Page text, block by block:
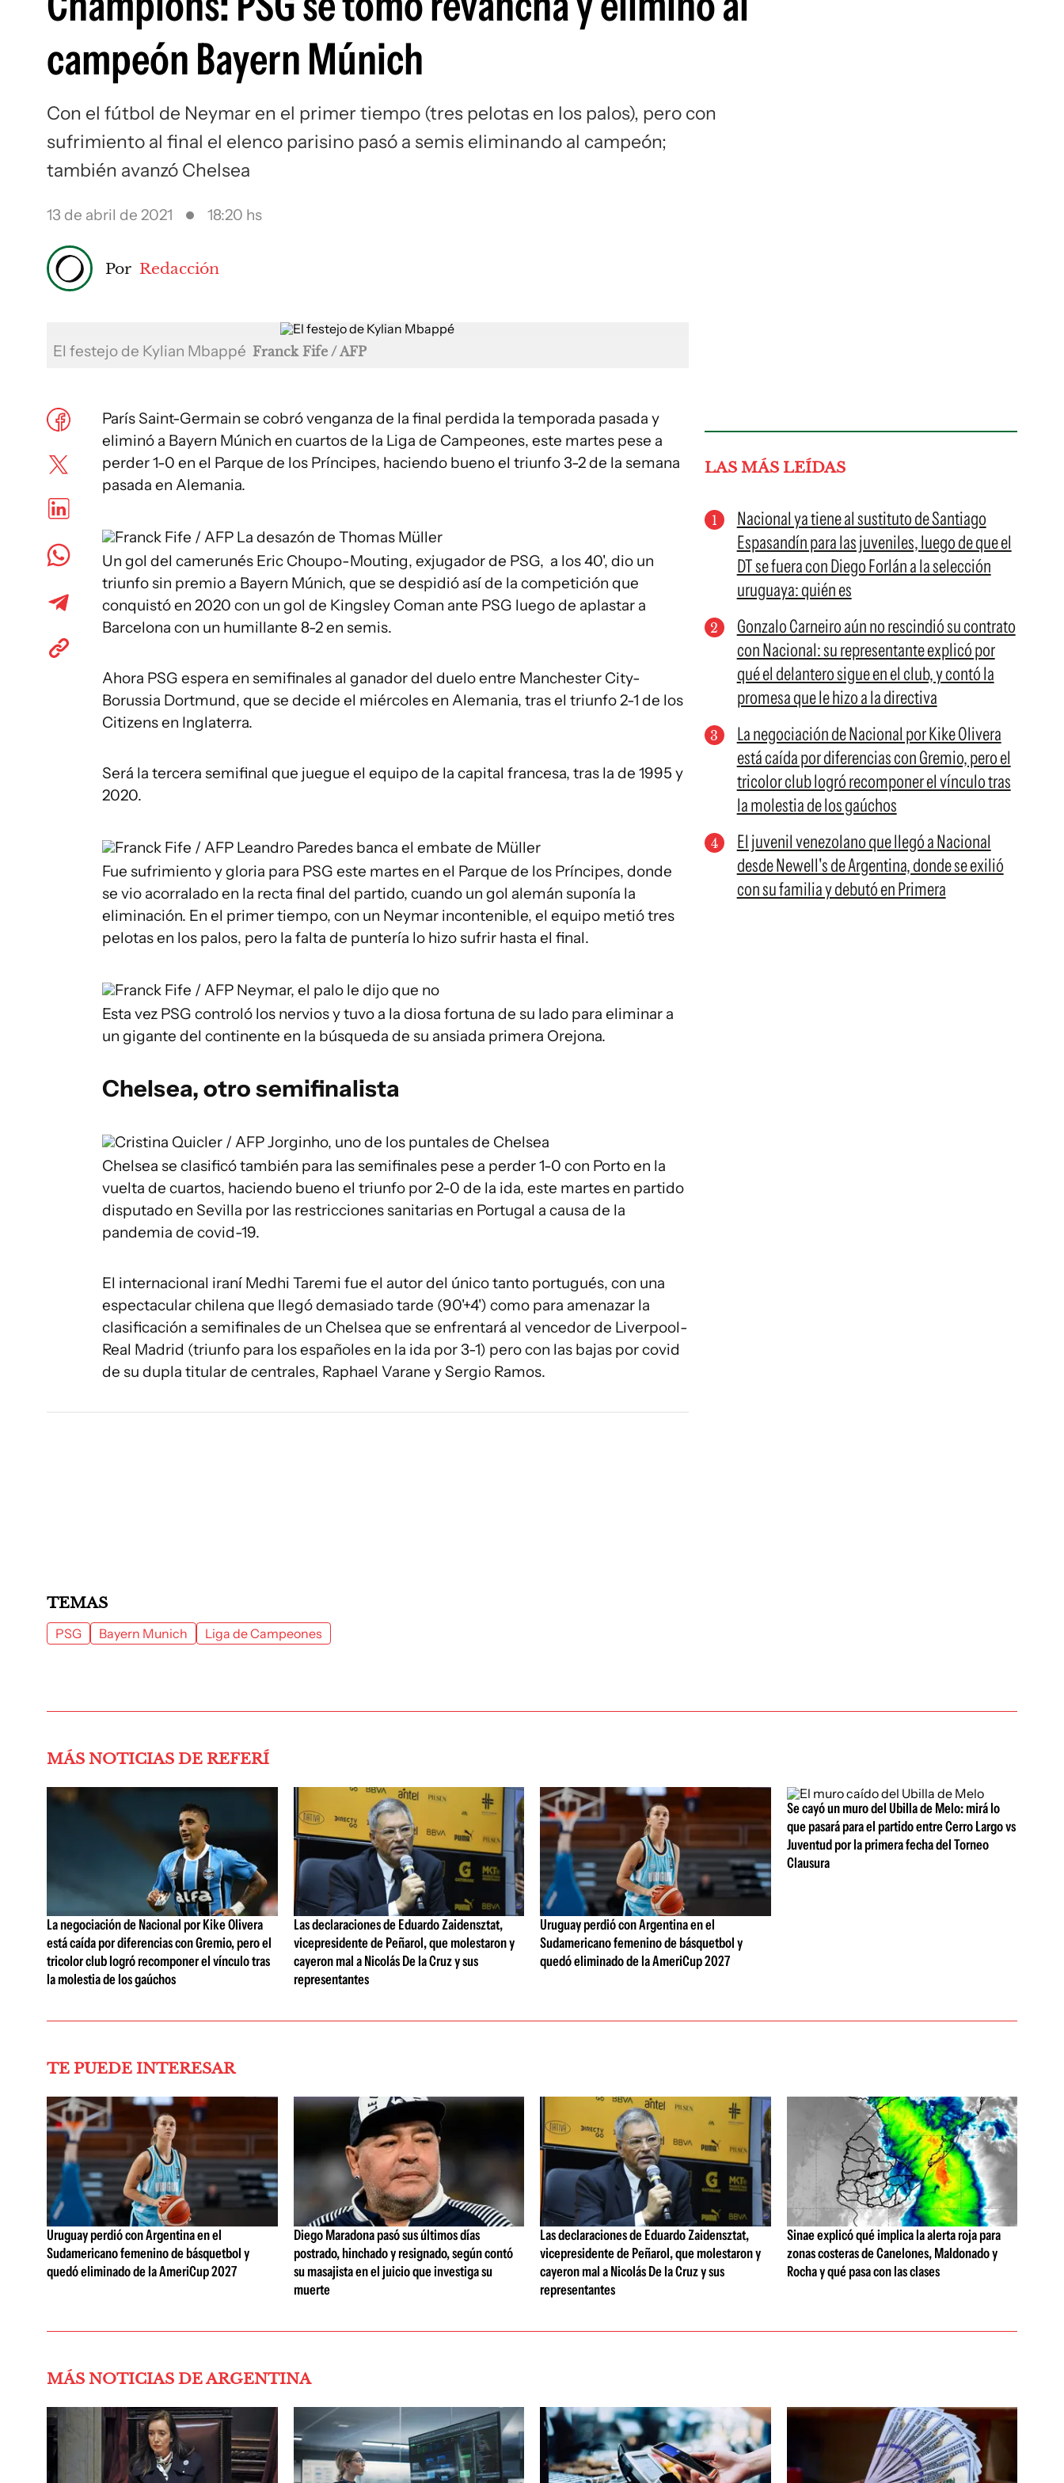
campeón Bayern Múnich
Con el fútbol de Neymar en el primer tiempo (tres pelotas en los palos), pero con
sufrimiento al final el elenco parisino pasó a semis eliminando al campeón;
también avanzó Chelsea
13 de abril de 2021 18:20 hs
Por Redacción
El festejo de Kylian Mbappé Franck Fife / AFP
París Saint-Germain se cobró venganza de la final perdida la temporada pasada y
eliminó a Bayern Múnich en cuartos de la Liga de Campeones, este martes pese a
perder 1-0 en el Parque de los Príncipes, haciendo bueno el triunfo 3-2 de la semana
pasada en Alemania.
Franck Fife / AFP La desazón de Thomas Müller
Un gol del camerunés Eric Choupo-Mouting, exjugador de PSG, a los 40', dio un
triunfo sin premio a Bayern Múnich, que se despidió así de la competición que
conquistó en 2020 con un gol de Kingsley Coman ante PSG luego de aplastar a
Barcelona con un humillante 8-2 en semis.
Ahora PSG espera en semifinales al ganador del duelo entre Manchester City-
Borussia Dortmund, que se decide el miércoles en Alemania, tras el triunfo 2-1 de los
Citizens en Inglaterra.
Será la tercera semifinal que juegue el equipo de la capital francesa, tras la de 1995 y
2020.
Franck Fife / AFP Leandro Paredes banca el embate de Müller
Fue sufrimiento y gloria para PSG este martes en el Parque de los Príncipes, donde
se vio acorralado en la recta final del partido, cuando un gol alemán suponía la
eliminación. En el primer tiempo, con un Neymar incontenible, el equipo metió tres
pelotas en los palos, pero la falta de puntería lo hizo sufrir hasta el final.
Franck Fife / AFP Neymar, el palo le dijo que no
Esta vez PSG controló los nervios y tuvo a la diosa fortuna de su lado para eliminar a
un gigante del continente en la búsqueda de su ansiada primera Orejona.
Chelsea, otro semifinalista
Cristina Quicler / AFPJorginho, uno de los puntales de Chelsea
Chelsea se clasificó también para las semifinales pese a perder 1-0 con Porto en la
vuelta de cuartos, haciendo bueno el triunfo por 2-0 de la ida, este martes en partido
disputado en Sevilla por las restricciones sanitarias en Portugal a causa de la
pandemia de covid-19.
El internacional iraní Medhi Taremi fue el autor del único tanto portugués, con una
espectacular chilena que llegó demasiado tarde (90'+4') como para amenazar la
clasificación a semifinales de un Chelsea que se enfrentará al vencedor de Liverpool-
Real Madrid (triunfo para los españoles en la ida por 3-1) pero con las bajas por covid
de su dupla titular de centrales, Raphael Varane y Sergio Ramos.
LAS MÁS LEÍDAS
Nacional ya tiene al sustituto de Santiago
Espasandín para las juveniles, luego de que el
DT se fuera con Diego Forlán a la selección
uruguaya: quién es
Gonzalo Carneiro aún no rescindió su contrato
con Nacional: su representante explicó por
qué el delantero sigue en el club, y contó la
promesa que le hizo a la directiva
La negociación de Nacional por Kike Olivera
está caída por diferencias con Gremio, pero el
tricolor club logró recomponer el vínculo tras
la molestia de los gaúchos
El juvenil venezolano que llegó a Nacional
desde Newell's de Argentina, donde se exilió
con su familia y debutó en Primera
TEMAS
PSG Bayern Munich Liga de Campeones
MÁS NOTICIAS DE REFERÍ
La negociación de Nacional por Kike Olivera
está caída por diferencias con Gremio, pero el
tricolor club logró recomponer el vínculo tras
la molestia de los gaúchos
Las declaraciones de Eduardo Zaidensztat,
vicepresidente de Peñarol, que molestaron y
cayeron mal a Nicolás De la Cruz y sus
representantes
Uruguay perdió con Argentina en el
Sudamericano femenino de básquetbol y
quedó eliminado de la AmeriCup 2027
Se cayó un muro del Ubilla de Melo: mirá lo
que pasará para el partido entre Cerro Largo vs
Juventud por la primera fecha del Torneo
Clausura
TE PUEDE INTERESAR
Uruguay perdió con Argentina en el
Sudamericano femenino de básquetbol y
quedó eliminado de la AmeriCup 2027
Diego Maradona pasó sus últimos días
postrado, hinchado y resignado, según contó
su masajista en el juicio que investiga su
muerte
Las declaraciones de Eduardo Zaidensztat,
vicepresidente de Peñarol, que molestaron y
cayeron mal a Nicolás De la Cruz y sus
representantes
Sinae explicó qué implica la alerta roja para
zonas costeras de Canelones, Maldonado y
Rocha y qué pasa con las clases
MÁS NOTICIAS DE ARGENTINA